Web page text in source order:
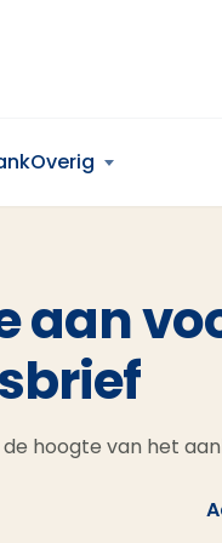
Overig
aan
hoogte van het